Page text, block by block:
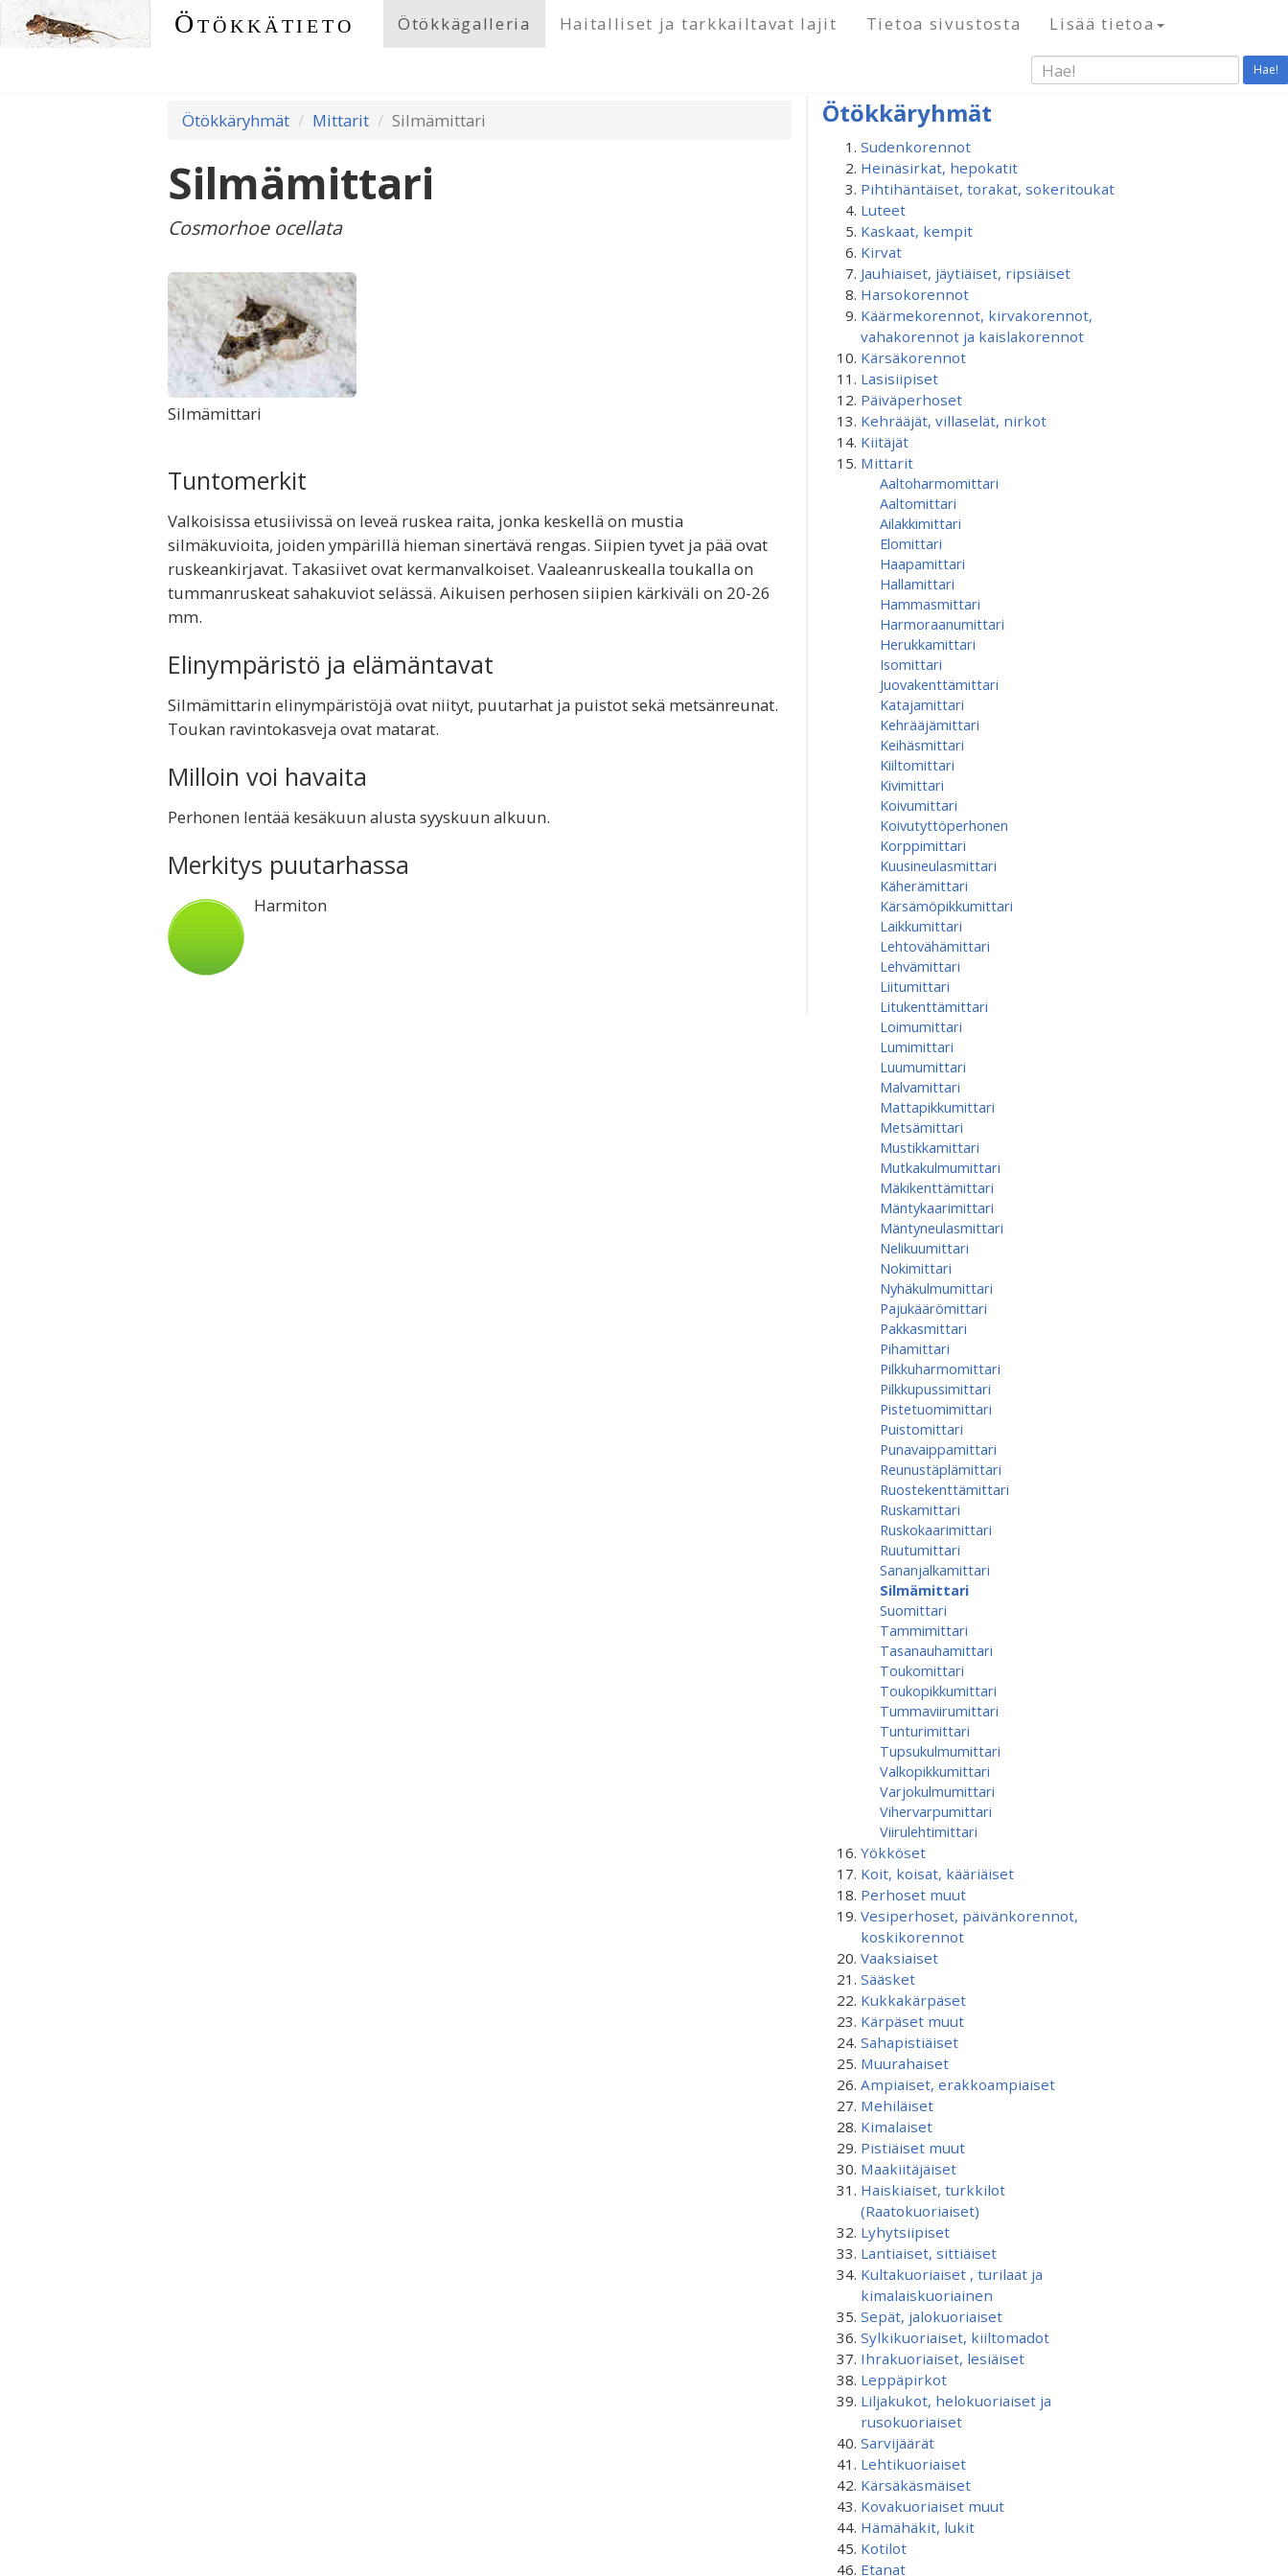
Ötökkätieto Ötökkägalleria Haitalliset ja tarkkailtavat lajit Tietoa sivustosta Lisää tietoa
Hae!
Ötökkäryhmät Mittarit Silmämittari
Silmämittari
Cosmorhoe ocellata
Silmämittari
Tuntomerkit
Valkoisissa etusiivissä on leveä ruskea raita, jonka keskellä on mustia
silmäkuvioita, joiden ympärillä hieman sinertävä rengas. Siipien tyvet ja pää ovat
ruskeankirjavat. Takasiivet ovat kermanvalkoiset. Vaaleanruskealla toukalla on
tummanruskeat sahakuviot selässä. Aikuisen perhosen siipien kärkiväli on 20-26
mm.
Elinympäristö ja elämäntavat
Silmämittarin elinympäristöjä ovat niityt, puutarhat ja puistot sekä metsänreunat.
Toukan ravintokasveja ovat matarat.
Milloin voi havaita
Perhonen lentää kesäkuun alusta syyskuun alkuun.
Merkitys puutarhassa
Harmiton
Ötökkäryhmät
Sudenkorennot
Heinäsirkat, hepokatit
Pihtihäntäiset, torakat, sokeritoukat
Luteet
Kaskaat, kempit
Kirvat
Jauhiaiset, jäytiäiset, ripsiäiset
Harsokorennot
Käärmekorennot, kirvakorennot,
vahakorennot ja kaislakorennot
Kärsäkorennot
Lasisiipiset
Päiväperhoset
Kehrääjät, villaselät, nirkot
Kiitäjät
Mittarit
Aaltoharmomittari
Aaltomittari
Ailakkimittari
Elomittari
Haapamittari
Hallamittari
Hammasmittari
Harmoraanumittari
Herukkamittari
Isomittari
Juovakenttämittari
Katajamittari
Kehrääjämittari
Keihäsmittari
Kiiltomittari
Kivimittari
Koivumittari
Koivutyttöperhonen
Korppimittari
Kuusineulasmittari
Käherämittari
Kärsämöpikkumittari
Laikkumittari
Lehtovähämittari
Lehvämittari
Liitumittari
Litukenttämittari
Loimumittari
Lumimittari
Luumumittari
Malvamittari
Mattapikkumittari
Metsämittari
Mustikkamittari
Mutkakulmumittari
Mäkikenttämittari
Mäntykaarimittari
Mäntyneulasmittari
Nelikuumittari
Nokimittari
Nyhäkulmumittari
Pajukäärömittari
Pakkasmittari
Pihamittari
Pilkkuharmomittari
Pilkkupussimittari
Pistetuomimittari
Puistomittari
Punavaippamittari
Reunustäplämittari
Ruostekenttämittari
Ruskamittari
Ruskokaarimittari
Ruutumittari
Sananjalkamittari
Silmämittari
Suomittari
Tammimittari
Tasanauhamittari
Toukomittari
Toukopikkumittari
Tummaviirumittari
Tunturimittari
Tupsukulmumittari
Valkopikkumittari
Varjokulmumittari
Vihervarpumittari
Viirulehtimittari
Yökköset
Koit, koisat, kääriäiset
Perhoset muut
Vesiperhoset, päivänkorennot,
koskikorennot
Vaaksiaiset
Sääsket
Kukkakärpäset
Kärpäset muut
Sahapistiäiset
Muurahaiset
Ampiaiset, erakkoampiaiset
Mehiläiset
Kimalaiset
Pistiäiset muut
Maakiitäjäiset
Haiskiaiset, turkkilot
(Raatokuoriaiset)
Lyhytsiipiset
Lantiaiset, sittiäiset
Kultakuoriaiset , turilaat ja
kimalaiskuoriainen
Sepät, jalokuoriaiset
Sylkikuoriaiset, kiiltomadot
Ihrakuoriaiset, lesiäiset
Leppäpirkot
Liljakukot, helokuoriaiset ja
rusokuoriaiset
Sarvijäärät
Lehtikuoriaiset
Kärsäkäsmäiset
Kovakuoriaiset muut
Hämähäkit, lukit
Kotilot
Etanat